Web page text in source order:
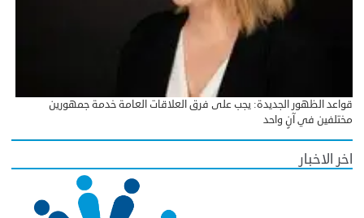
قواعد الظهور الجديدة: يجب على فرق العلاقات العامة خدمة جمهورين
مختلفين في آنٍ واحد
اخر الاخبار